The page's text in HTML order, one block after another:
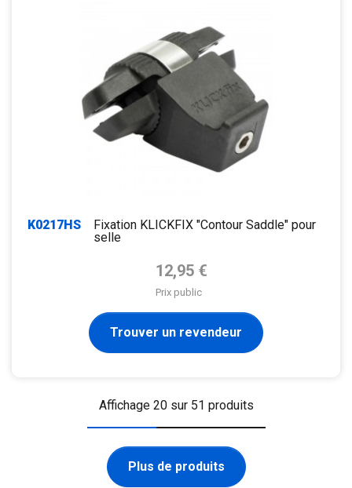
K0217HS
Fixation KLICKFIX "Contour Saddle" pour
selle
Prix de base
12,95 €
Prix public
Trouver un revendeur
Affichage 20 sur 51 produits
Plus de produits